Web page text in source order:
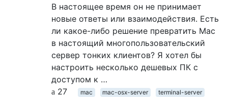
В настоящее время он не принимает
новые ответы или взаимодействия. Есть
ли какое-либо решение превратить Mac
в настоящий многопользовательский
сервер тонких клиентов? Я хотел бы
настроить несколько дешевых ПК с
доступом к …
27
mac mac-osx-server
terminal-server